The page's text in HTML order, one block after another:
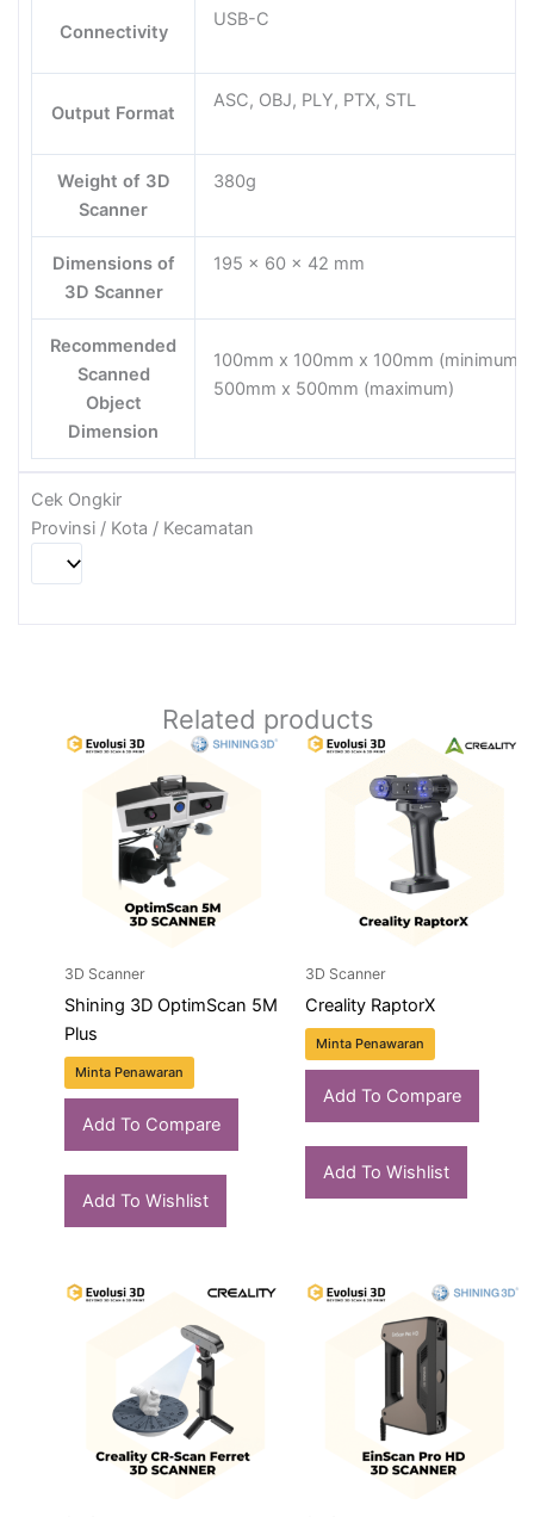
Connectivity
USB-C
Output Format
ASC, OBJ, PLY, PTX, STL
Weight of 3D
Scanner
380g
Dimensions of
3D Scanner
195 x 60 x 42 mm
Recommended
Scanned
Object
Dimension
100mm x 100mm x 100mm
500mm x 500mm (maximum)
Cek Ongkir
Provinsi / Kota / Kecamatan
Related products
3D Scanner
Shining 3D OptimScan 5M
Plus
Minta Penawaran
Add To Compare
Add To Wishlist
3D Scanner
Creality RaptorX
Minta Penawaran
Add To Compare
Add To Wishlist